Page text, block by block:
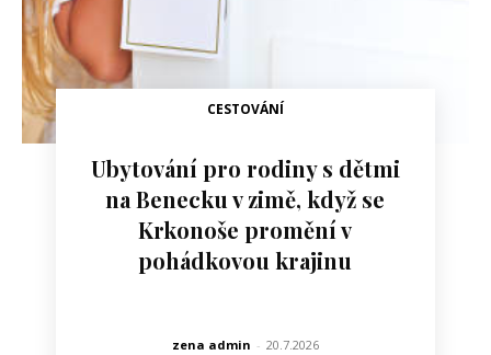
CESTOVÁNÍ
Ubytování pro rodiny s dětmi
na Benecku v zimě, když se
Krkonoše promění v
pohádkovou krajinu
zena admin - 20.7.2026